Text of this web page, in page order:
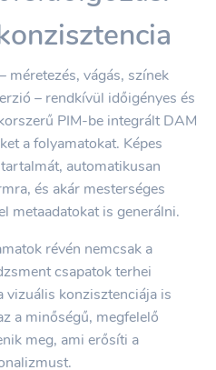
méretezés, vágás, színek
– rendkívül időigényes és
PIM-be integrált DAM
a folyamatokat. Képes
automatikusan
és akár mesterséges
metaadatokat is generálni.
révén nemcsak a
csapatok terhei
vizuális konzisztenciája is
a minőségű, megfelelő
meg, ami erősíti a